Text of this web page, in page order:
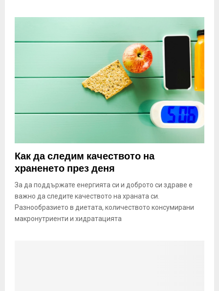
Как да следим качеството на
храненето през деня
За да поддържате енергията си и доброто си здраве е
важно да следите качеството на храната си.
Разнообразието в диетата, количеството консумирани
макронутриенти и хидратацията